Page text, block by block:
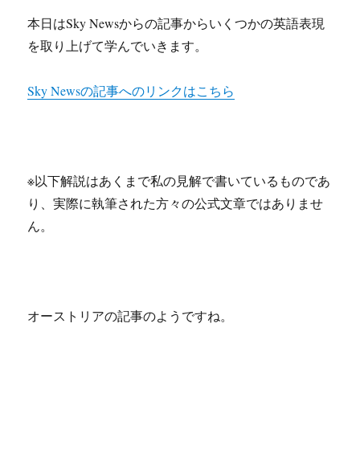
本日はSky Newsからの記事からいくつかの英語表現
を取り上げて学んでいきます。
Sky Newsの記事へのリンクはこちら
※以下解説はあくまで私の見解で書いているものであ
り、実際に執筆された方々の公式文章ではありませ
ん。
オーストリアの記事のようですね。